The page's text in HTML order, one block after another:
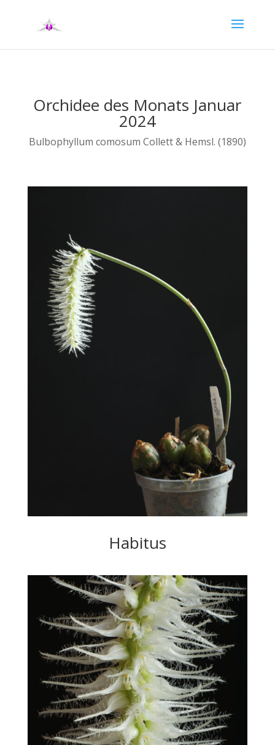
Orchidee des Monats Januar
2024
Bulbophyllum comosum Collett & Hemsl. (1890)
Habitus